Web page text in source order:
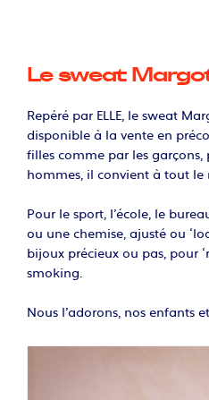
Le sweat
Repéré par ELLE, le sweat
disponible à la vente en
filles comme par les garçons,
hommes, il convient à tout le
Pour le sport, l’école, le
ou une chemise, ajusté ou
bijoux précieux ou pas, pour
smoking.
Nous l’adorons, nos enfants